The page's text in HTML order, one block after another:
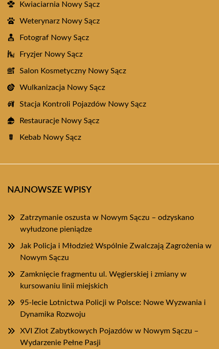
Kwiaciarnia Nowy Sącz
Weterynarz Nowy Sącz
Fotograf Nowy Sącz
Fryzjer Nowy Sącz
Salon Kosmetyczny Nowy Sącz
Wulkanizacja Nowy Sącz
Stacja Kontroli Pojazdów Nowy Sącz
Restauracje Nowy Sącz
Kebab Nowy Sącz
NAJNOWSZE WPISY
Zatrzymanie oszusta w Nowym Sączu – odzyskano
wyłudzone pieniądze
Jak Policja i Młodzież Wspólnie Zwalczają Zagrożenia w
Nowym Sączu
Zamknięcie fragmentu ul. Węgierskiej i zmiany w
kursowaniu linii miejskich
95-lecie Lotnictwa Policji w Polsce: Nowe Wyzwania i
Dynamika Rozwoju
XVI Zlot Zabytkowych Pojazdów w Nowym Sączu –
Wydarzenie Pełne Pasji